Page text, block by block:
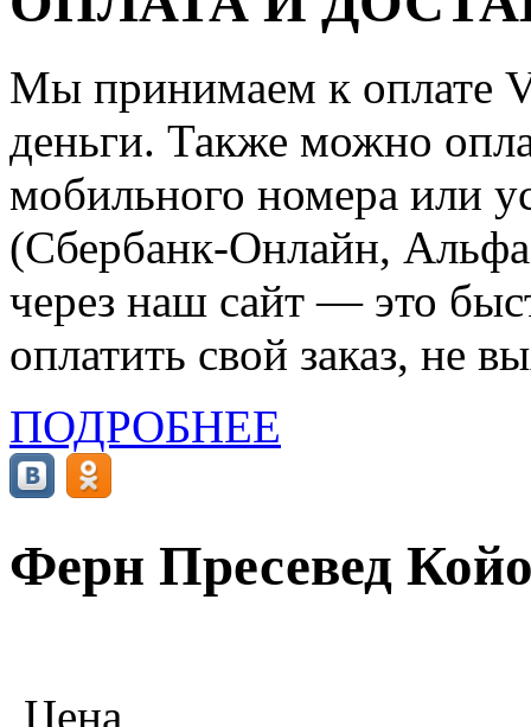
Мы принимаем к оплате
деньги. Также можно
мобильного номера или
(Сбербанк-Онлайн,
через наш сайт — это
оплатить свой заказ, не
ПОДРОБНЕЕ
Ферн Пресевед
Цена